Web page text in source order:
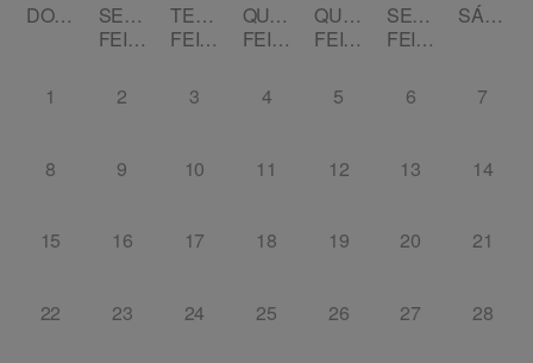
DOMINGO
SEGUNDA-
FEIRA
TERÇA-
FEIRA
QUARTA-
FEIRA
QUINTA-
FEIRA
SEXTA-
FEIRA
SÁBADO
1 2 3 4 5 6 7
8 9 10 11 12 13 14
15 16 17 18 19 20 21
22 23 24 25 26 27 28